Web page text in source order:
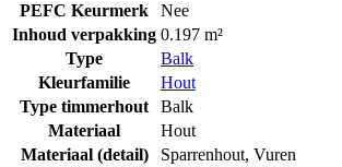
PEFC Keurmerk
Nee
Inhoud verpakking 0.197 m²
Type
Balk
Kleurfamilie
Hout
Type timmerhout
Balk
Materiaal
Hout
Materiaal (detail)
Sparrenhout, Vuren